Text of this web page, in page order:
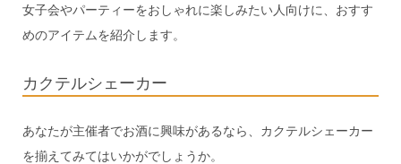
女子会やパーティーをおしゃれに楽しみたい人向けに、おすす
めのアイテムを紹介します。
カクテルシェーカー
あなたが主催者でお酒に興味があるなら、カクテルシェーカー
を揃えてみてはいかがでしょうか。